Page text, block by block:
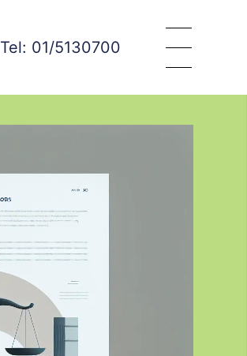
Tel: 01/5130700